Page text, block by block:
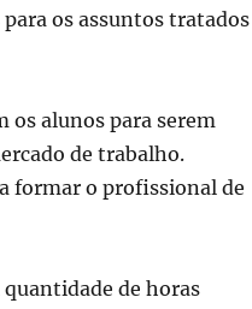
os assuntos tratados
os alunos para serem
de trabalho.
formar o profissional de
quantidade de horas